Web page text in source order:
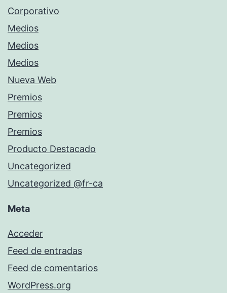
Corporativo
Medios
Medios
Medios
Nueva Web
Premios
Premios
Premios
Producto Destacado
Uncategorized
Uncategorized @fr-ca
Meta
Acceder
Feed de entradas
Feed de comentarios
WordPress.org